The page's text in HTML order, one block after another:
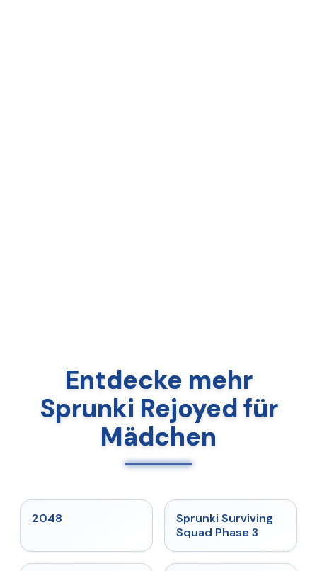
Entdecke mehr
Sprunki Rejoyed für
Mädchen
2048 ★ 4.7
Sprunki Surviving
Squad Phase 3